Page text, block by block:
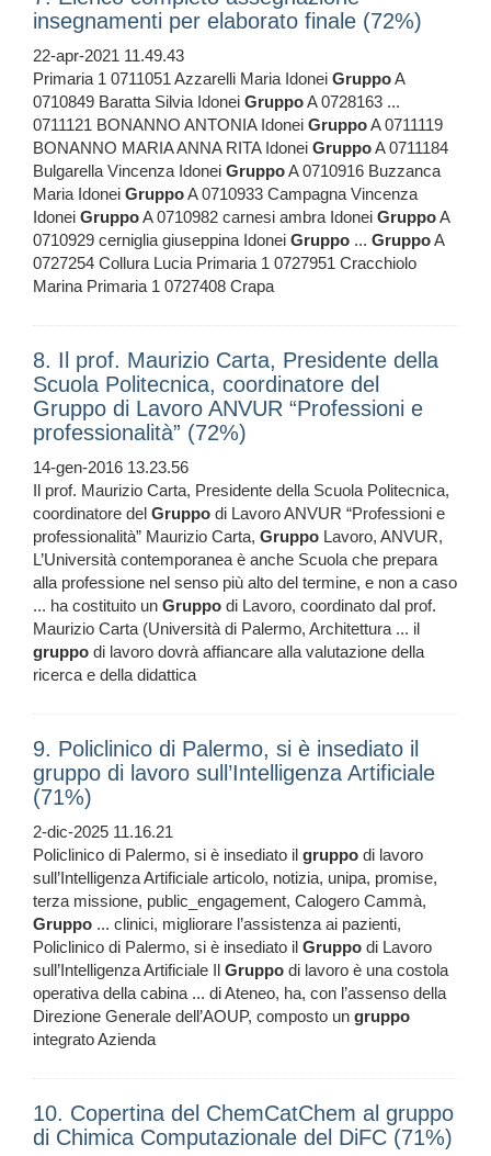
insegnamenti per elaborato finale (72%)
22-apr-2021 11.49.43
Primaria 1 0711051 Azzarelli Maria Idonei GruppoA
0710849 Baratta Silvia Idonei GruppoA 0728163 ...
0711121 BONANNO ANTONIA Idonei GruppoA 0711119
BONANNO MARIA ANNA RITA Idonei GruppoA 0711184
Bulgarella Vincenza Idonei GruppoA 0710916 Buzzanca
Maria Idonei GruppoA 0710933 Campagna Vincenza
Idonei GruppoA 0710982 carnesi ambra Idonei GruppoA
0710929 cerniglia giuseppina Idonei Gruppo ... GruppoA
0727254 Collura Lucia Primaria 1 0727951 Cracchiolo
Marina Primaria 1 0727408 Crapa
8. Il prof. Maurizio Carta, Presidente della
Scuola Politecnica, coordinatore del
Gruppo di Lavoro ANVUR “Professioni e
professionalità” (72%)
14-gen-2016 13.23.56
Il prof. Maurizio Carta, Presidente della Scuola Politecnica,
coordinatore del Gruppo di Lavoro ANVUR “Professioni e
professionalità” Maurizio Carta, Gruppo Lavoro, ANVUR,
L’Università contemporanea è anche Scuola che prepara
alla professione nel senso più alto del termine, e non a caso
... ha costituito un Gruppo di Lavoro, coordinato dal prof.
Maurizio Carta (Università di Palermo, Architettura ... il
gruppo di lavoro dovrà affiancare alla valutazione della
ricerca e della didattica
9. Policlinico di Palermo, si è insediato il
gruppo di lavoro sull’Intelligenza Artificiale
(71%)
2-dic-2025 11.16.21
Policlinico di Palermo, si è insediato il gruppo di lavoro
sull’Intelligenza Artificiale articolo, notizia, unipa, promise,
terza missione, public_engagement, Calogero Cammà,
Gruppo ... clinici, migliorare l’assistenza ai pazienti,
Policlinico di Palermo, si è insediato il Gruppo di Lavoro
sull’Intelligenza Artificiale Il Gruppo di lavoro è una costola
operativa della cabina ... di Ateneo, ha, con l’assenso della
Direzione Generale dell’AOUP, composto un gruppo
integrato Azienda
10. Copertina del ChemCatChem al gruppo
di Chimica Computazionale del DiFC (71%)